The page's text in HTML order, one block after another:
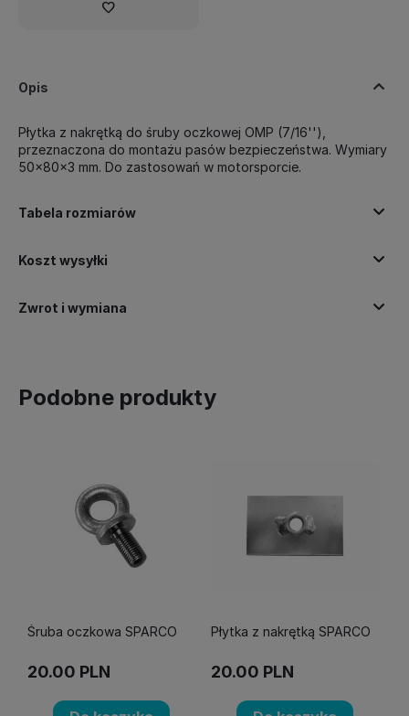
Opis
Płytka z nakrętką do śruby oczkowej OMP (7/16''),
przeznaczona do montażu pasów bezpieczeństwa. Wymiary
50x80x3 mm. Do zastosowań w motorsporcie.
Tabela rozmiarów
Koszt wysyłki
Zwrot i wymiana
Podobne produkty
Śruba oczkowa SPARCO
20.00 PLN
Płytka z nakrętką SPARCO
20.00 PLN